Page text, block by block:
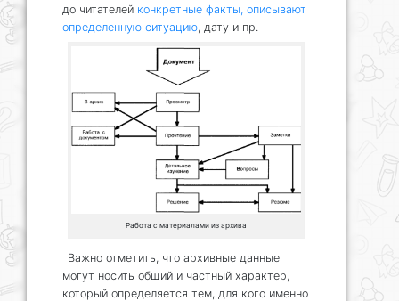
до читателей конкретные факты, описывают
определенную ситуацию, дату и пр.
Работа с материалами из архива
Важно отметить, что архивные данные
могут носить общий и частный характер,
который определяется тем, для кого именно